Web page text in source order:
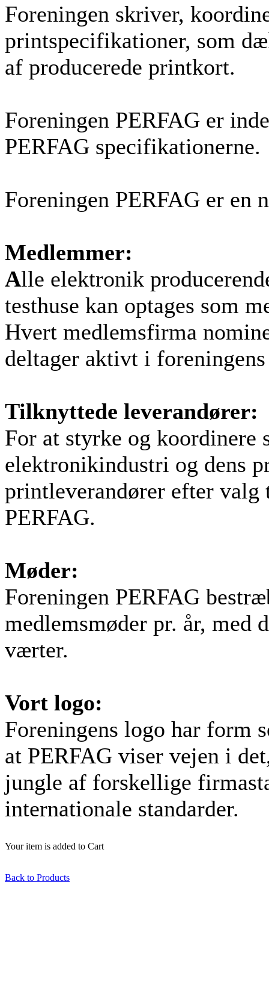
Foreningen skriver,
printspecifikationer, som
af producerede printkort.
Foreningen PERFAG er
PERFAG specifikationerne.
Foreningen PERFAG er
Medlemmer:
Alle elektronik
testhuse kan optages som
Hvert medlemsfirma
deltager aktivt i
Tilknyttede leverandører:
For at styrke og koordinere
elektronikindustri og dens
printleverandører efter
PERFAG.
Møder:
Foreningen PERFAG
medlemsmøder pr. år, med
værter.
Vort logo:
Foreningens logo har form
at PERFAG viser vejen i
jungle af forskellige
internationale standarder.
Your item is added to Cart
Back to Products